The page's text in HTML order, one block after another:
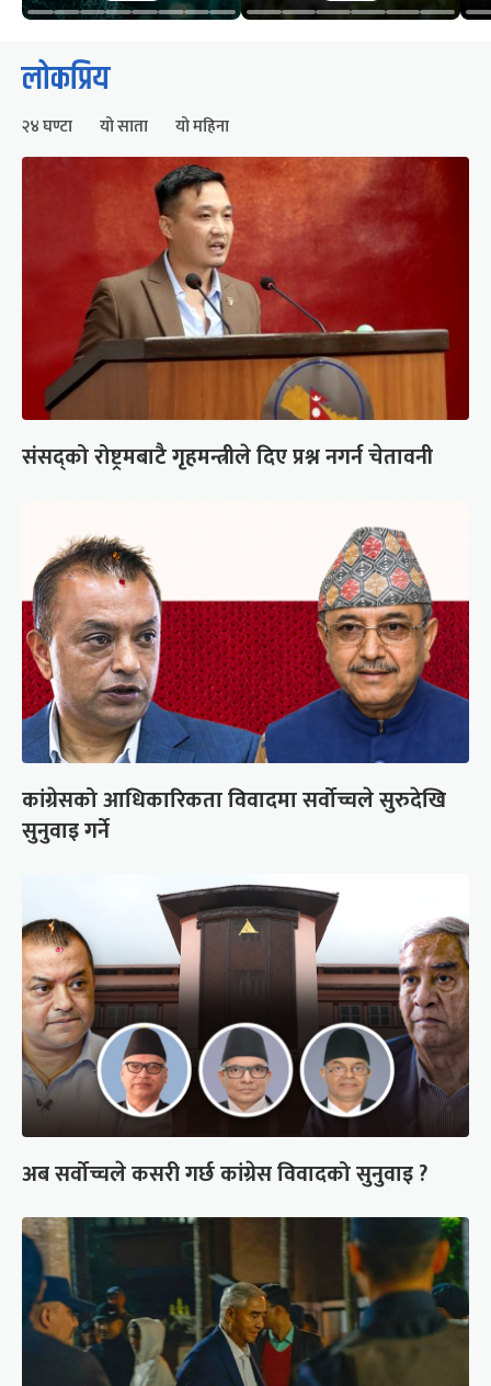
लोकप्रिय
२४ घण्टा यो साता यो महिना
संसद्को रोष्ट्रमबाटै गृहमन्त्रीले दिए प्रश्न नगर्न चेतावनी
कांग्रेसको आधिकारिकता विवादमा सर्वोच्चले सुरुदेखि
सुनुवाइ गर्ने
अब सर्वोच्चले कसरी गर्छ कांग्रेस विवादको सुनुवाइ ?